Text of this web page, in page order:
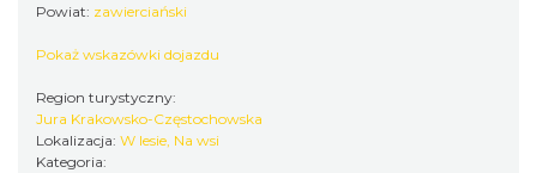
Powiat: zawierciański
Pokaż wskazówki dojazdu
Region turystyczny:
Jura Krakowsko-Częstochowska
Lokalizacja: W lesie, Na wsi
Kategoria: